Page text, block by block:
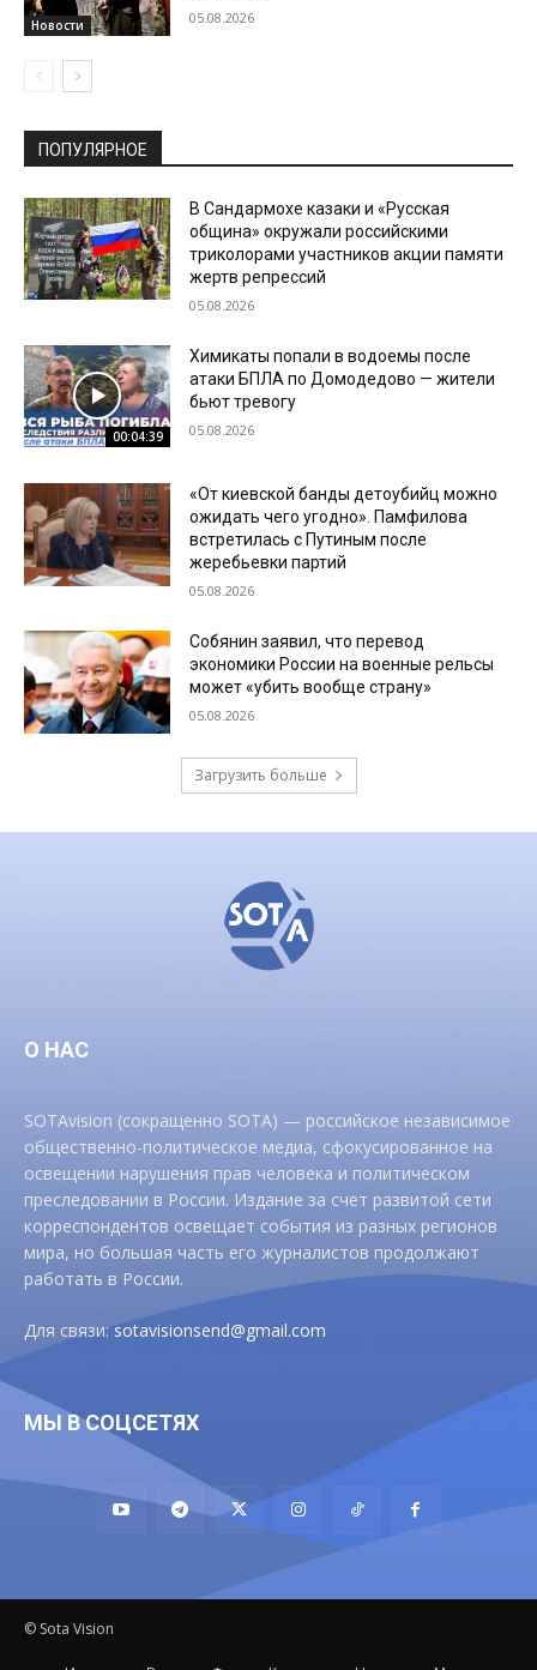
Новости 05.08.2026
ПОПУЛЯРНОЕ
В Сандармохе казаки и «Русская
община» окружали российскими
триколорами участников акции памяти
жертв репрессий
05.08.2026
00:04:39
Химикаты попали в водоемы после
атаки БПЛА по Домодедово — жители
бьют тревогу
05.08.2026
«От киевской банды детоубийц можно
ожидать чего угодно». Памфилова
встретилась с Путиным после
жеребьевки партий
05.08.2026
Собянин заявил, что перевод
экономики России на военные рельсы
может «убить вообще страну»
05.08.2026
Загрузить больше
О НАС
SOTAvision (сокращенно SOTA) — российское независимое
общественно-политическое медиа, сфокусированное на
освещении нарушения прав человека и политическом
преследовании в России. Издание за счет развитой сети
корреспондентов освещает события из разных регионов
мира, но большая часть его журналистов продолжают
работать в России.
Для связи:sotavisionsend@gmail.com
МЫ В СОЦСЕТЯХ
© Sota Vision